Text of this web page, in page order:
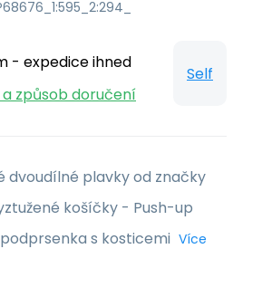
- expedice ihned
způsob doručení
Self
dvoudílné plavky od značky
košíčky - Push-up
s kosticemi Více